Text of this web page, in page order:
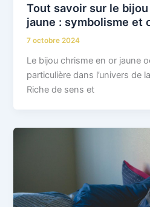
Tout savoir sur le
jaune : symbolisme et
7 octobre 2024
Le bijou chrisme en or jaune
particulière dans l’univers de
Riche de sens et